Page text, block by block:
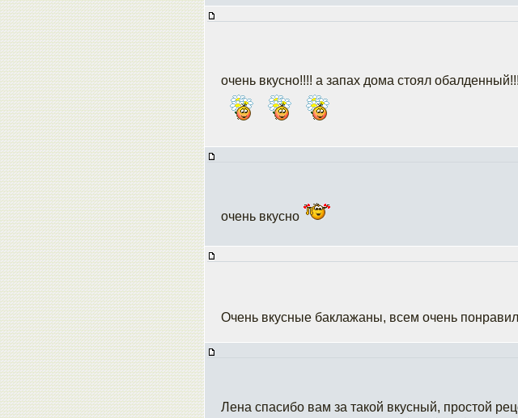
очень вкусно!!!! а запах дома стоял обалденный!!!
очень вкусно
Очень вкусные баклажаны, всем очень
Лена спасибо вам за такой вкусный, простой